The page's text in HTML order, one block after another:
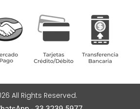
All Rights Reserved.